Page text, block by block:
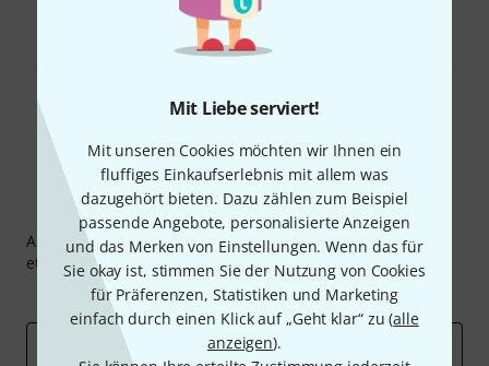
Mit Liebe serviert!
Mit unseren Cookies möchten wir Ihnen ein
fluffiges Einkaufserlebnis mit allem was
dazugehört bieten. Dazu zählen zum Beispiel
passende Angebote, personalisierte Anzeigen
und das Merken von Einstellungen. Wenn das für
Sie okay ist, stimmen Sie der Nutzung von Cookies
für Präferenzen, Statistiken und Marketing
einfach durch einen Klick auf „Geht klar“ zu (alle
anzeigen).
Hilfe & Feedback
Thomann Newsletter
Abonniere den Thomann Newsletter und gewinne mit
etwas Glück einen von 50 Gutscheinenüber jeweils50€
Inspirierende Beiträge
Deals Thomann Insights
E-Mail-Adresse